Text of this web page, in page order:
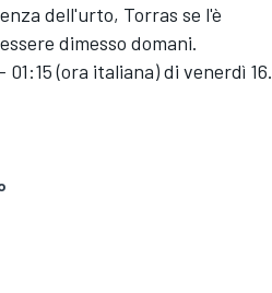
dell'urto, Torras se l'è
dimesso domani.
(ora italiana) di venerdì 16.